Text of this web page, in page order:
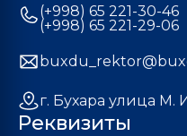
(+998) 65 221-30-46
(+998) 65 221-29-06
г. Бухара улица М.
Реквизиты